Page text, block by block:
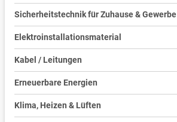
Sicherheitstechnik für Zuhause & Gewerbe
Elektroinstallationsmaterial
Kabel / Leitungen
Erneuerbare Energien
Klima, Heizen & Lüften